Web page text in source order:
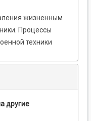
жизненным
Процессы
техники
другие